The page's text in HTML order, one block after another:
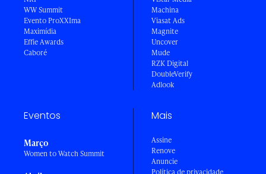
WW Summit
Evento ProXXIma
Maximídia
Effie Awards
Caboré
Machina
Viasat Ads
Magnite
Uncover
Mude
RZK Digital
DoubleVerify
Adlook
Eventos
Março
Women to Watch Summit
Mais
Assine
Renove
Anuncie